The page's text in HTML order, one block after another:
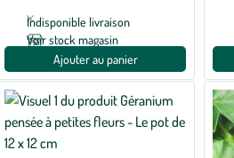
Indisponible livraison
Voir stock magasin
Ajouter au panier